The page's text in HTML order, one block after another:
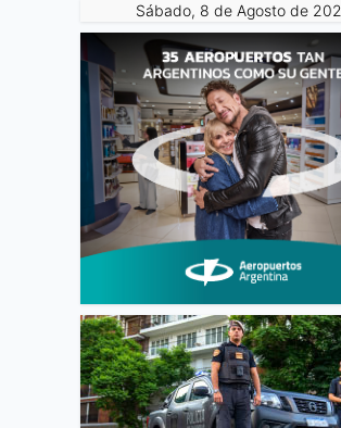
Sábado, 8 de Agosto de